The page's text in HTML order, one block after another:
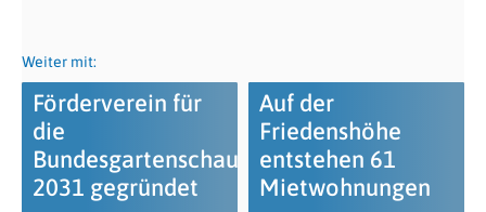
Weiter mit:
Förderverein für
die
Bundesgartenschau
2031 gegründet
Auf der
Friedenshöhe
entstehen 61
Mietwohnungen